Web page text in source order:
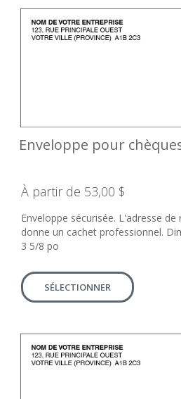
Enveloppe pour
À partir de 53,00 $
Enveloppe sécurisée. L'adresse
donne un cachet professionnel.
3 5/8 po
SÉLECTIONNER